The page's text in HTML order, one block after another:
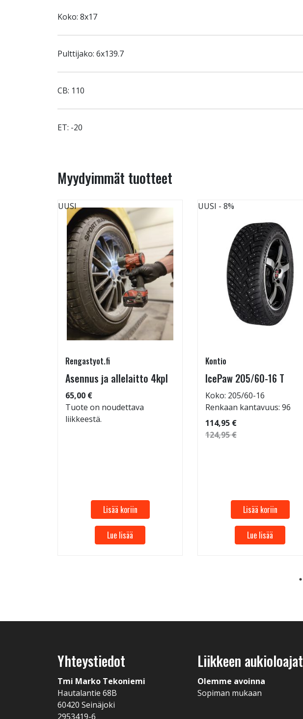
Koko: 8x17
Pulttijako: 6x139.7
CB: 110
ET: -20
Myydyimmät tuotteet
UUSI
Rengastyot.fi
Asennus ja allelaitto 4kpl
65,00 €
Tuote on noudettava
liikkeestä.
Lisää koriin
Lue lisää
UUSI - 8%
Kontio
IcePaw 205/60-16 T
Koko: 205/60-16
Renkaan kantavuus: 96
114,95 €
124,95 €
Lisää koriin
Lue lisää
Yhteystiedot
Tmi Marko Tekoniemi
Hautalantie 68B
60420 Seinäjoki
2953419-6
Liikkeen aukioloajat
Olemme avoinna
Sopiman mukaan